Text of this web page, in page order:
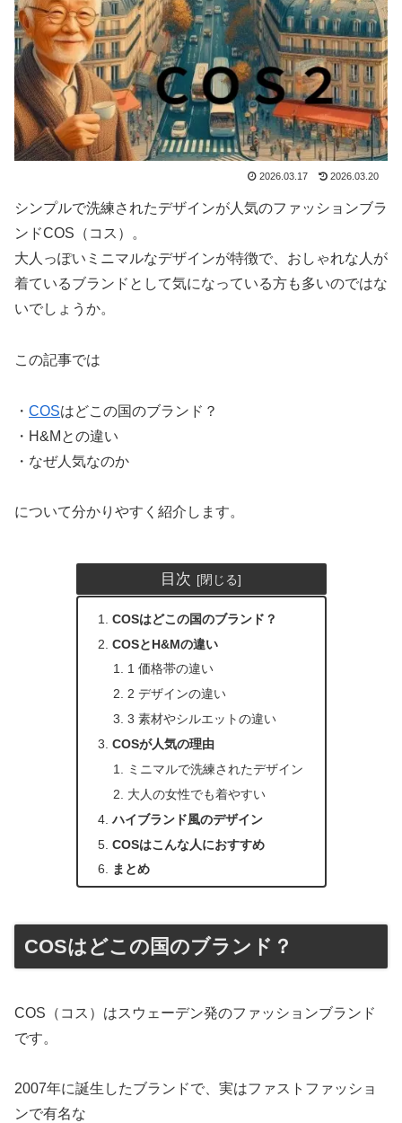
2026.03.17 2026.03.20
シンプルで洗練されたデザインが人気のファッションブラ
ンドCOS（コス）。
大人っぽいミニマルなデザインが特徴で、おしゃれな人が
着ているブランドとして気になっている方も多いのではな
いでしょうか。
この記事では
・ COSはどこの国のブランド？
・H&Mとの違い
・なぜ人気なのか
について分かりやすく紹介します。
目次
COSはどこの国のブランド？
COSとH&Mの違い
1 価格帯の違い
2 デザインの違い
3 素材やシルエットの違い
COSが人気の理由
ミニマルで洗練されたデザイン
大人の女性でも着やすい
ハイブランド風のデザイン
COSはこんな人におすすめ
まとめ
COSはどこの国のブランド？
COS（コス）はスウェーデン発のファッションブランド
です。
2007年に誕生したブランドで、実はファストファッショ
ンで有名な